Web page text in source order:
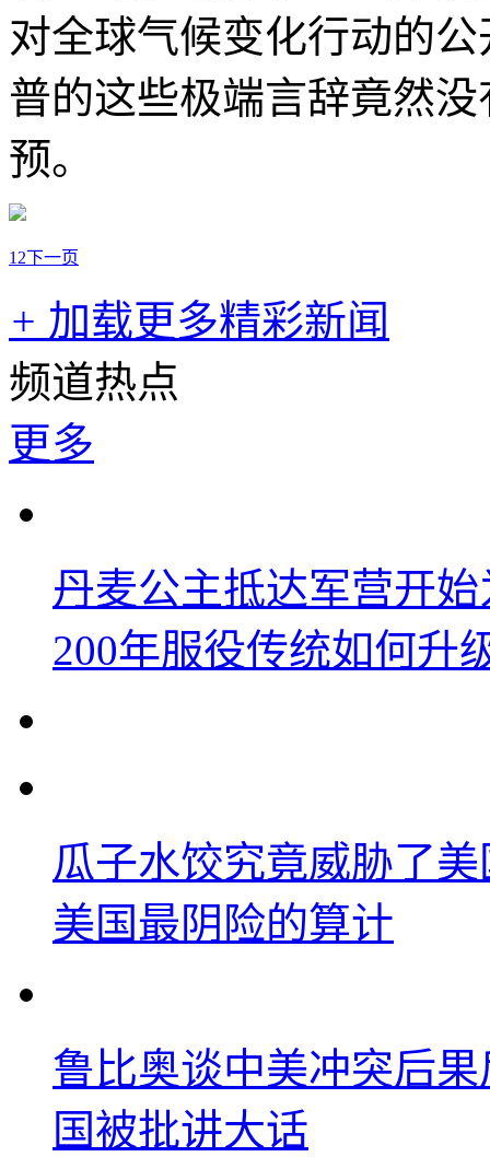
对全球气候变化行动的
普的这些极端言辞竟然
预。
1 2下一页
+ 加载更多精彩新闻
频道热点
更多
丹麦公主抵达军营开
200年服役传统如何升
瓜子水饺究竟威胁了
美国最阴险的算计
鲁比奥谈中美冲突后
国被批讲大话